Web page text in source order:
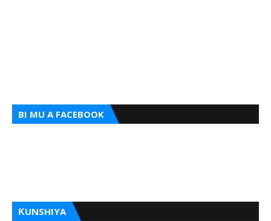
BI MU A FACEBOOK
ƘUNSHIYA